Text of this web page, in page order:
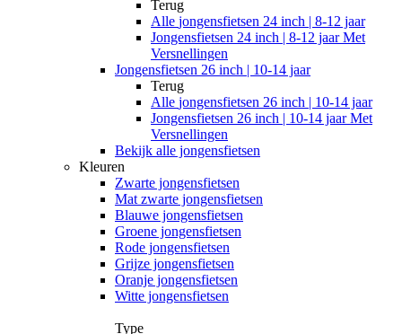
Terug
Alle jongensfietsen 24 inch | 8-12 jaar
Jongensfietsen 24 inch | 8-12 jaar Met
Versnellingen
Jongensfietsen 26 inch | 10-14 jaar
Terug
Alle jongensfietsen 26 inch | 10-14 jaar
Jongensfietsen 26 inch | 10-14 jaar Met
Versnellingen
Bekijk alle jongensfietsen
Kleuren
Zwarte jongensfietsen
Mat zwarte jongensfietsen
Blauwe jongensfietsen
Groene jongensfietsen
Rode jongensfietsen
Grijze jongensfietsen
Oranje jongensfietsen
Witte jongensfietsen
Type